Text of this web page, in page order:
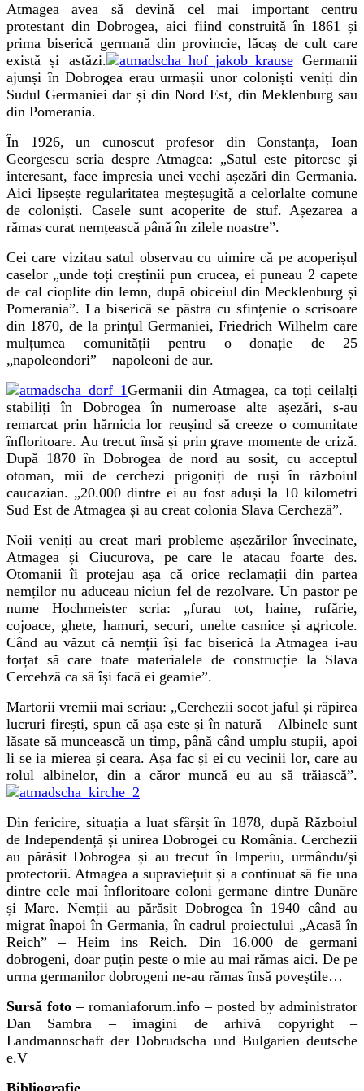
Atmagea avea să devină cel mai important centru
protestant din Dobrogea, aici fiind construită în 1861 și
prima biserică germană din provincie, lăcaș de cult care
există și astăzi.
Germanii
ajunși în Dobrogea erau urmașii unor coloniști veniți din
Sudul Germaniei dar și din Nord Est, din Meklenburg sau
din Pomerania.
În 1926, un cunoscut profesor din Constanța, Ioan
Georgescu scria despre Atmagea: „Satul este pitoresc și
interesant, face impresia unei vechi așezări din Germania.
Aici lipsește regularitatea meșteșugită a celorlalte comune
de coloniști. Casele sunt acoperite de stuf. Așezarea a
rămas curat nemțească până în zilele noastre”.
Cei care vizitau satul observau cu uimire că pe acoperișul
caselor „unde toți creștinii pun crucea, ei puneau 2 capete
de cal cioplite din lemn, după obiceiul din Mecklenburg și
Pomerania”. La biserică se păstra cu sfințenie o scrisoare
din 1870, de la prințul Germaniei, Friedrich Wilhelm care
mulțumea comunității pentru o donație de 25
„napoleondori” – napoleoni de aur.
Germanii din Atmagea, ca toți ceilalți
stabiliți în Dobrogea în numeroase alte așezări, s-au
remarcat prin hărnicia lor reușind să creeze o comunitate
înfloritoare. Au trecut însă și prin grave momente de criză.
După 1870 în Dobrogea de nord au sosit, cu acceptul
otoman, mii de cerchezi prigoniți de ruși în războiul
caucazian. „20.000 dintre ei au fost aduși la 10 kilometri
Sud Est de Atmagea și au creat colonia Slava Cercheză”.
Noii veniți au creat mari probleme așezărilor învecinate,
Atmagea și Ciucurova, pe care le atacau foarte des.
Otomanii îi protejau așa că orice reclamații din partea
nemților nu aduceau niciun fel de rezolvare. Un pastor pe
nume Hochmeister scria: „furau tot, haine, rufărie,
cojoace, ghete, hamuri, securi, unelte casnice și agricole.
Când au văzut că nemții își fac biserică la Atmagea i-au
forțat să care toate materialele de construcție la Slava
Cercehză ca să își facă ei geamie”.
Martorii vremii mai scriau: „Cerchezii socot jaful și răpirea
lucruri firești, spun că așa este și în natură – Albinele sunt
lăsate să muncească un timp, până când umplu stupii, apoi
li se ia mierea și ceara. Așa fac și ei cu vecinii lor, care au
rolul albinelor, din a căror muncă eu au să trăiască”.
Din fericire, situația a luat sfârșit în 1878, după Războiul
de Independență și unirea Dobrogei cu România. Cerchezii
au părăsit Dobrogea și au trecut în Imperiu, urmându/și
protectorii. Atmagea a supraviețuit și a continuat să fie una
dintre cele mai înfloritoare coloni germane dintre Dunăre
și Mare. Nemții au părăsit Dobrogea în 1940 când au
migrat înapoi în Germania, în cadrul proiectului „Acasă în
Reich” – Heim ins Reich. Din 16.000 de germani
dobrogeni, doar puțin peste o mie au mai rămas aici. De pe
urma germanilor dobrogeni ne-au rămas însă poveștile…
Sursă foto – romaniaforum.info – posted by administrator
Dan Sambra – imagini de arhivă copyright –
Landmannschaft der Dobrudscha und Bulgarien deutsche
e.V
Bibliografie